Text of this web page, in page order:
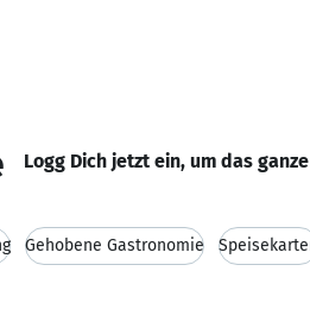
Logg Dich jetzt ein, um das
Gehobene Gastronomie